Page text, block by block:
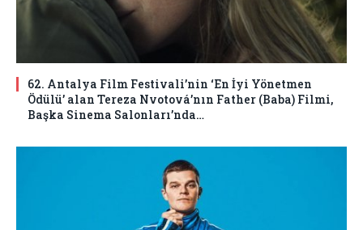
62. Antalya Film Festivali’nin ‘En İyi Yönetmen
Ödülü’ alan Tereza Nvotová’nın Father (Baba) Filmi,
Başka Sinema Salonları’nda…